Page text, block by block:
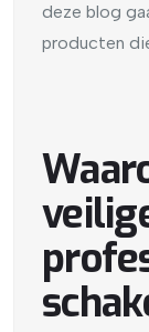
deze blog
producten